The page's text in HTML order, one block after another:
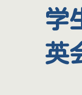
学
英